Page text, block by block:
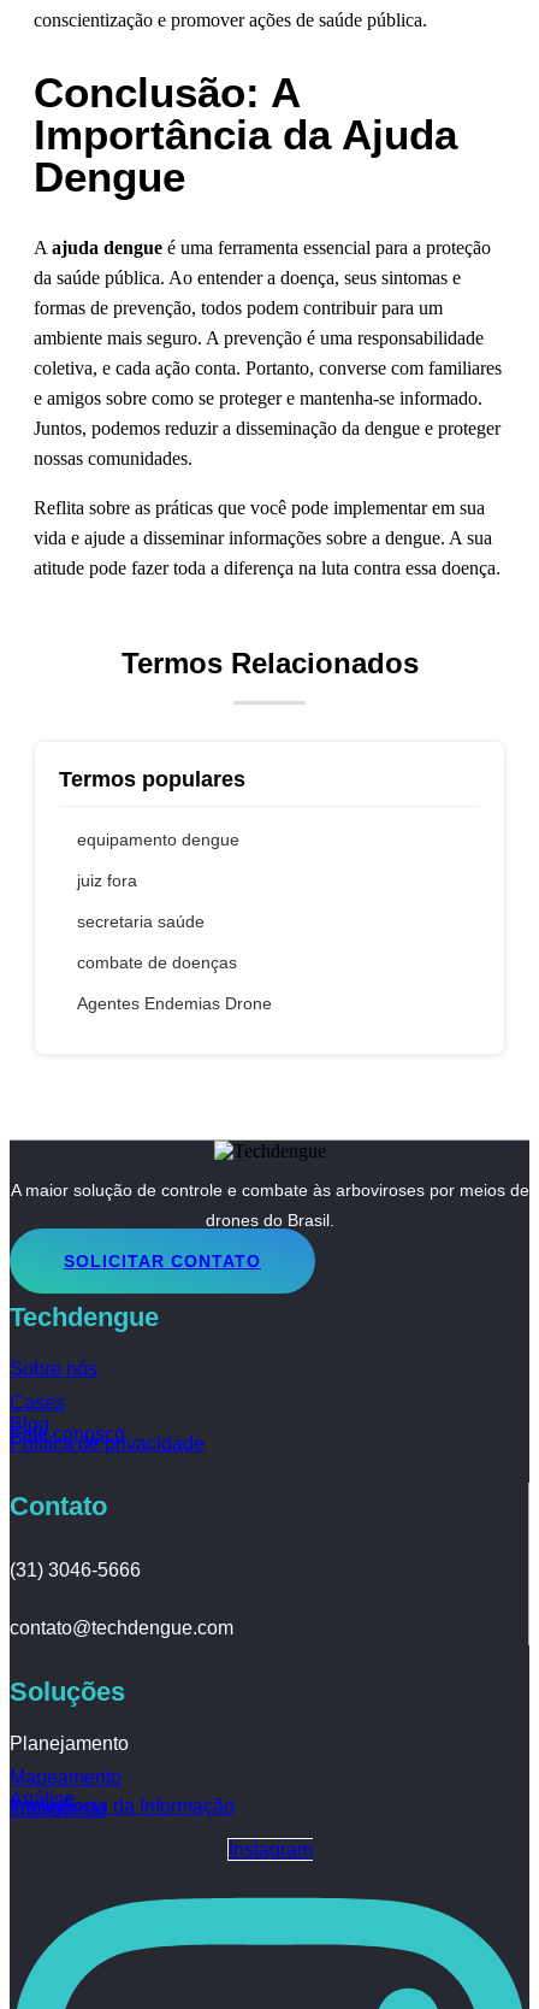
conscientização e promover ações de saúde pública.
Conclusão: A
Importância da Ajuda
Dengue
A ajuda dengue é uma ferramenta essencial para a proteção
da saúde pública. Ao entender a doença, seus sintomas e
formas de prevenção, todos podem contribuir para um
ambiente mais seguro. A prevenção é uma responsabilidade
coletiva, e cada ação conta. Portanto, converse com familiares
e amigos sobre como se proteger e mantenha-se informado.
Juntos, podemos reduzir a disseminação da dengue e proteger
nossas comunidades.
Reflita sobre as práticas que você pode implementar em sua
vida e ajude a disseminar informações sobre a dengue. A sua
atitude pode fazer toda a diferença na luta contra essa doença.
Termos Relacionados
Termos populares
equipamento dengue
juiz fora
secretaria saúde
combate de doenças
Agentes Endemias Drone
A maior solução de controle e combate às arboviroses por meios de
drones do Brasil.
SOLICITAR CONTATO
Techdengue
Sobre nós
Cases
Blog
Fale conosco
Política de privacidade
Contato
(31) 3046-5666
contato@techdengue.com
Soluções
Planejamento
Mapeamento
Análise
Tratamento
Inteligência da Informação
Instagram